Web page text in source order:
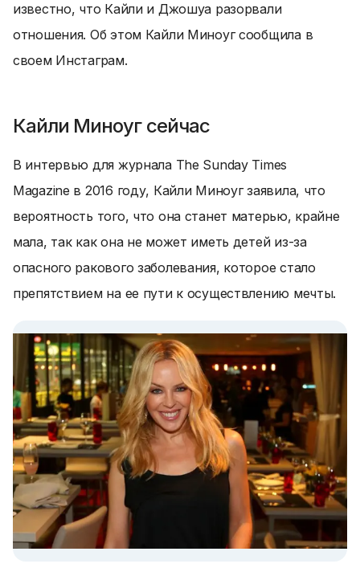
известно, что Кайли и Джошуа разорвали
отношения. Об этом Кайли Миноуг сообщила в
своем Инстаграм.
Кайли Миноуг сейчас
В интервью для журнала The Sunday Times
Magazine в 2016 году, Кайли Миноуг заявила, что
вероятность того, что она станет матерью, крайне
мала, так как она не может иметь детей из-за
опасного ракового заболевания, которое стало
препятствием на ее пути к осуществлению мечты.